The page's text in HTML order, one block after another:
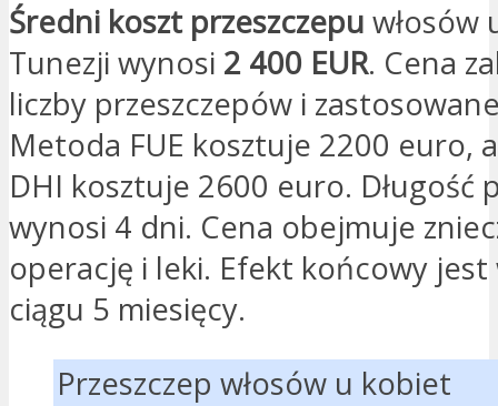
Średni koszt przeszczepu włosów
Tunezji wynosi 2 400 EUR. Cena
liczby przeszczepów i
Metoda FUE kosztuje 2200 euro,
DHI kosztuje 2600 euro. Długość
wynosi 4 dni. Cena obejmuje
operację i leki. Efekt końcowy
ciągu 5 miesięcy.
Przeszczep włosów u kobiet